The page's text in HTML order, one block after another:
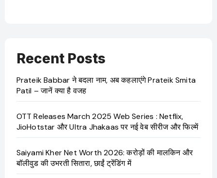
Recent Posts
Prateik Babbar ने बदला नाम, अब कहलाएंगे Prateik Smita
Patil – जानें क्या है वजह
OTT Releases March 2025 Web Series : Netflix,
JioHotstar और Ultra Jhakaas पर नई वेब सीरीज और फिल्में
Saiyami Kher Net Worth 2026: करोड़ों की मालकिन और
बॉलीवुड की उभरती सितारा, छाईं ट्रेंडिंग में